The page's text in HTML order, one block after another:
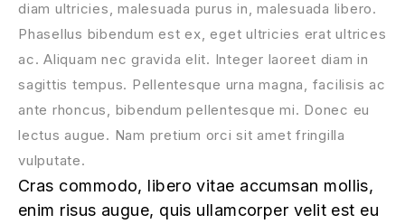
diam ultricies, malesuada purus in, malesuada libero.
Phasellus bibendum est ex, eget ultricies erat ultrices
ac. Aliquam nec gravida elit. Integer laoreet diam in
sagittis tempus. Pellentesque urna magna, facilisis ac
ante rhoncus, bibendum pellentesque mi. Donec eu
lectus augue. Nam pretium orci sit amet fringilla
vulputate.
Cras commodo, libero vitae accumsan mollis,
enim risus augue, quis ullamcorper velit est eu